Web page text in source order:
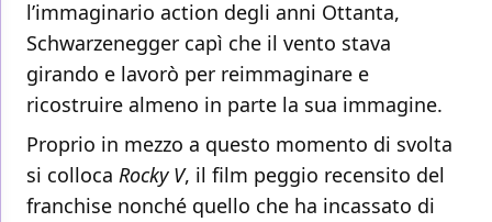
l’immaginario action degli anni Ottanta,
Schwarzenegger capì che il vento stava
girando e lavorò per reimmaginare e
ricostruire almeno in parte la sua immagine.
Proprio in mezzo a questo momento di svolta
si colloca Rocky V, il film peggio recensito del
franchise nonché quello che ha incassato di